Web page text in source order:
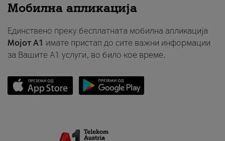
Мобилна апликација
Единствено преку бесплатната мобилна апликација
Мојот A1 имате пристап до сите важни информации
за Вашите A1 услуги, во било кое време.